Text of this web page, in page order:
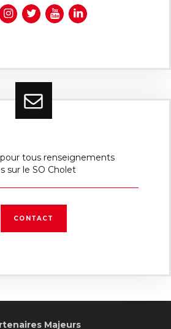
tous renseignements
sur le SO Cholet
CONTACT
Majeurs